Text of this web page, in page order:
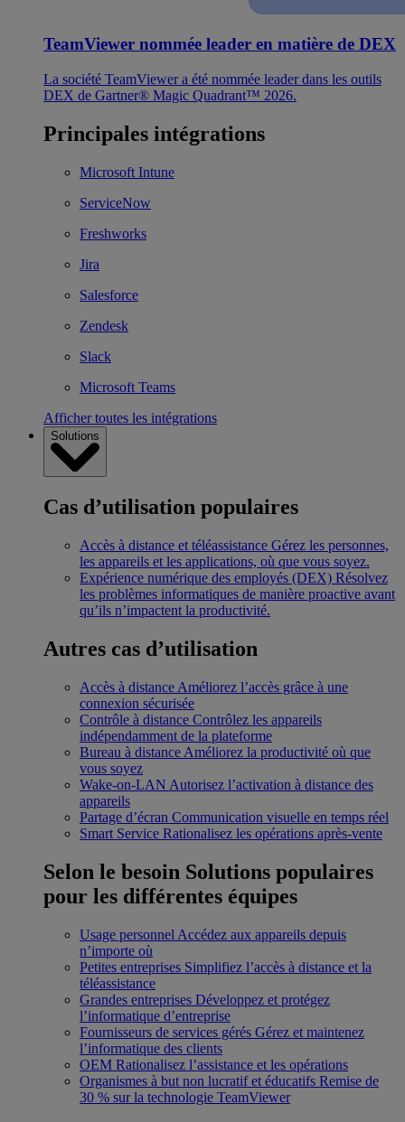
TeamViewer nommée leader en matière de DEX
La société TeamViewer a été nommée leader dans les outils
DEX de Gartner® Magic Quadrant™ 2026.
Principales intégrations
Microsoft Intune
ServiceNow
Freshworks
Jira
Salesforce
Zendesk
Slack
Microsoft Teams
Afficher toutes les intégrations
Solutions
Cas d’utilisation populaires
Accès à distance et téléassistance Gérez les personnes,
les appareils et les applications, où que vous soyez.
Expérience numérique des employés (DEX) Résolvez
les problèmes informatiques de manière proactive avant
qu’ils n’impactent la productivité.
Autres cas d’utilisation
Accès à distance Améliorez l’accès grâce à une
connexion sécurisée
Contrôle à distance Contrôlez les appareils
indépendamment de la plateforme
Bureau à distance Améliorez la productivité où que
vous soyez
Wake-on-LAN Autorisez l’activation à distance des
appareils
Partage d’écran Communication visuelle en temps réel
Smart Service Rationalisez les opérations après-vente
Selon le besoin Solutions populaires
pour les différentes équipes
Usage personnel Accédez aux appareils depuis
n’importe où
Petites entreprises Simplifiez l’accès à distance et la
téléassistance
Grandes entreprises Développez et protégez
l’informatique d’entreprise
Fournisseurs de services gérés Gérez et maintenez
l’informatique des clients
OEM Rationalisez l’assistance et les opérations
Organismes à but non lucratif et éducatifs Remise de
30 % sur la technologie TeamViewer